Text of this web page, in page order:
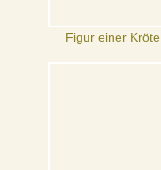
Figur einer Kröte